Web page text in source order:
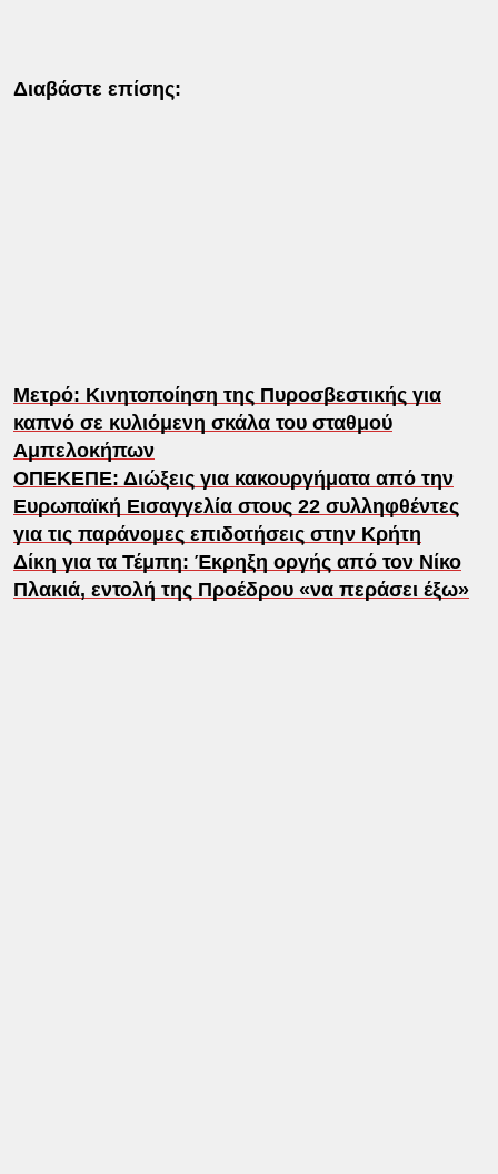
Διαβάστε επίσης:
Μετρό: Κινητοποίηση της Πυροσβεστικής για
καπνό σε κυλιόμενη σκάλα του σταθμού
Αμπελοκήπων
ΟΠΕΚΕΠΕ: Διώξεις για κακουργήματα από την
Ευρωπαϊκή Εισαγγελία στους 22 συλληφθέντες
για τις παράνομες επιδοτήσεις στην Κρήτη
Δίκη για τα Τέμπη: Έκρηξη οργής από τον Νίκο
Πλακιά, εντολή της Προέδρου «να περάσει έξω»